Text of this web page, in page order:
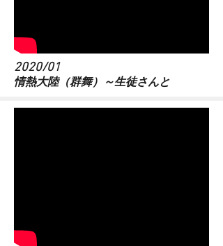
2020/01
情熱大陸（群舞）～生徒さんと